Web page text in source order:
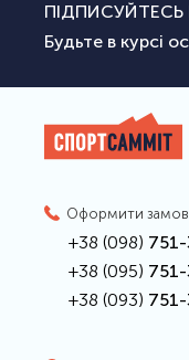
Будьте в курсі
Оформити
+38 (098)
+38 (095)
+38 (093)